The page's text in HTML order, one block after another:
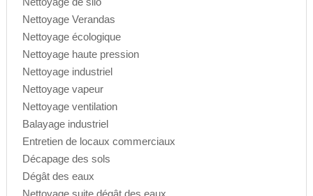
Nettoyage Verandas
Nettoyage écologique
Nettoyage haute pression
Nettoyage industriel
Nettoyage vapeur
Nettoyage ventilation
Balayage industriel
Entretien de locaux commerciaux
Décapage des sols
Dégât des eaux